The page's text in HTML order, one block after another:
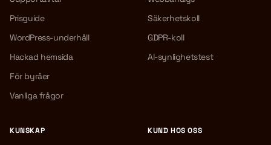
Prisguide
WordPress-underhåll
Hackad hemsida
För byråer
Vanliga frågor
Säkerhetskoll
GDPR-koll
AI-synlighetstest
KUNSKAP KUND HOS OSS